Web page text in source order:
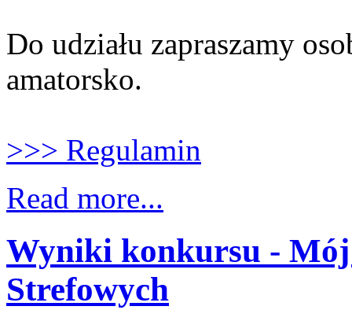
Do udziału zapraszamy
amatorsko.
>>> Regulamin
Read more...
Wyniki konkursu -
Strefowych